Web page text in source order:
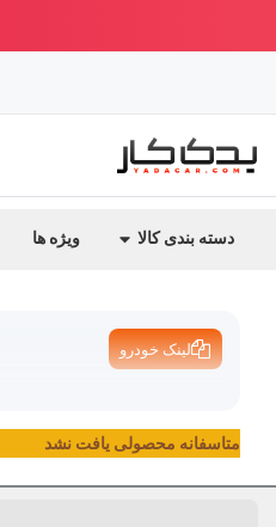
دسته بندی کالا ویژه ها
لینک خودرو
متاسفانه محصولی یافت نشد